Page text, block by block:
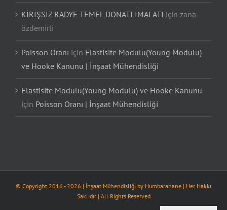
KİRİŞSİZ RADYE TEMEL DONATI İMALATI için zana
özdemirli
Poisson Oranı için Elastisite Modülü(Young Modülü)
ve Hooke Kanunu | İnşaat Mühendisliği
Elastisite Modülü(Young Modülü) ve Hooke Kanunu
için Poisson Oranı | İnşaat Mühendisliği
© Copyright 2016 - 2026 | İnşaat Mühendisliği by Humbarahane | Her Hakkı
Saklıdır | All Rights Reserved